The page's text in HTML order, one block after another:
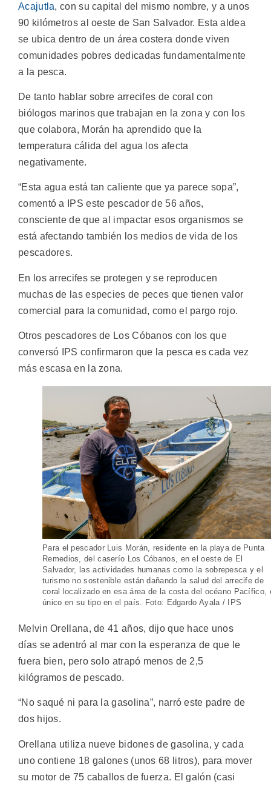
Acajutla, con su capital del mismo nombre, y a unos
90 kilómetros al oeste de San Salvador. Esta aldea
se ubica dentro de un área costera donde viven
comunidades pobres dedicadas fundamentalmente
a la pesca.
De tanto hablar sobre arrecifes de coral con
biólogos marinos que trabajan en la zona y con los
que colabora, Morán ha aprendido que la
temperatura cálida del agua los afecta
negativamente.
“Esta agua está tan caliente que ya parece sopa”,
comentó a IPS este pescador de 56 años,
consciente de que al impactar esos organismos se
está afectando también los medios de vida de los
pescadores.
En los arrecifes se protegen y se reproducen
muchas de las especies de peces que tienen valor
comercial para la comunidad, como el pargo rojo.
Otros pescadores de Los Cóbanos con los que
conversó IPS confirmaron que la pesca es cada vez
más escasa en la zona.
Para el pescador Luis Morán, residente en la playa de Punta
Remedios, del caserío Los Cóbanos, en el oeste de El
Salvador, las actividades humanas como la sobrepesca y el
turismo no sostenible están dañando la salud del arrecife de
coral localizado en esa área de la costa del océano Pacífico,
único en su tipo en el país. Foto: Edgardo Ayala / IPS
Melvin Orellana, de 41 años, dijo que hace unos
días se adentró al mar con la esperanza de que le
fuera bien, pero solo atrapó menos de 2,5
kilógramos de pescado.
“No saqué ni para la gasolina”, narró este padre de
dos hijos.
Orellana utiliza nueve bidones de gasolina, y cada
uno contiene 18 galones (unos 68 litros), para mover
su motor de 75 caballos de fuerza. El galón (casi